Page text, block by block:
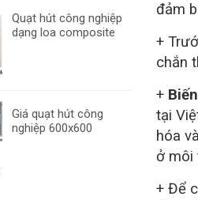
đảm
+
chắn
+
tại
hóa
ở môi
+ Để
Quạt hút công nghiệp
dạng loa composite
Giá quạt hút công
nghiệp 600x600